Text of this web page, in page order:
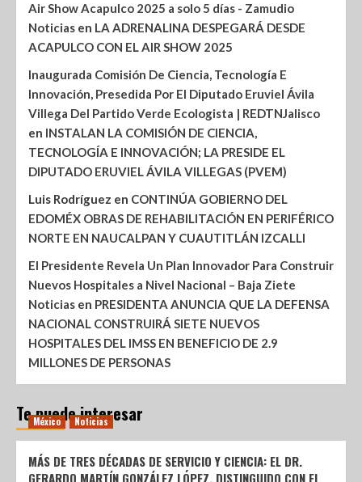
Air Show Acapulco 2025 a solo 5 días - Zamudio
Noticias en LA ADRENALINA DESPEGARÁ DESDE
ACAPULCO CON EL AIR SHOW 2025
Inaugurada Comisión De Ciencia, Tecnología E
Innovación, Presedida Por El Diputado Eruviel Ávila
Villega Del Partido Verde Ecologista | REDTNJalisco
en INSTALAN LA COMISIÓN DE CIENCIA,
TECNOLOGÍA E INNOVACIÓN; LA PRESIDE EL
DIPUTADO ERUVIEL ÁVILA VILLEGAS (PVEM)
Luis Rodríguez en CONTINÚA GOBIERNO DEL
EDOMÉX OBRAS DE REHABILITACIÓN EN PERIFÉRICO
NORTE EN NAUCALPAN Y CUAUTITLÁN IZCALLI
El Presidente Revela Un Plan Innovador Para Construir
Nuevos Hospitales a Nivel Nacional – Baja Ziete
Noticias en PRESIDENTA ANUNCIA QUE LA DEFENSA
NACIONAL CONSTRUIRÁ SIETE NUEVOS
HOSPITALES DEL IMSS EN BENEFICIO DE 2.9
MILLONES DE PERSONAS
Te puede interesar
México Noticias
MÁS DE TRES DÉCADAS DE SERVICIO Y CIENCIA: EL DR.
GERARDO MARTÍN GONZÁLEZ LÓPEZ, DISTINGUIDO CON EL